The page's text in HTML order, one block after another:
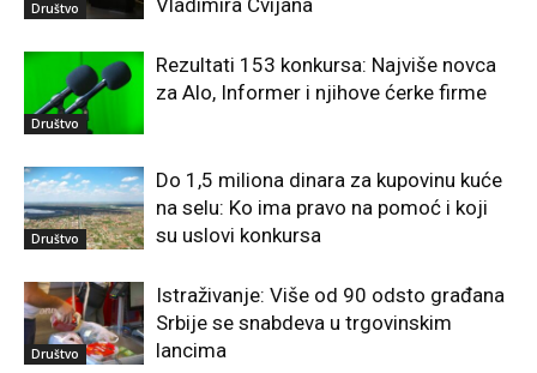
Društvo
Društvo
Rezultati 153 konkursa: Najviše novca
za Alo, Informer i njihove ćerke firme
Društvo
Do 1,5 miliona dinara za kupovinu kuće
na selu: Ko ima pravo na pomoć i koji
su uslovi konkursa
Društvo
Istraživanje: Više od 90 odsto građana
Srbije se snabdeva u trgovinskim
lancima